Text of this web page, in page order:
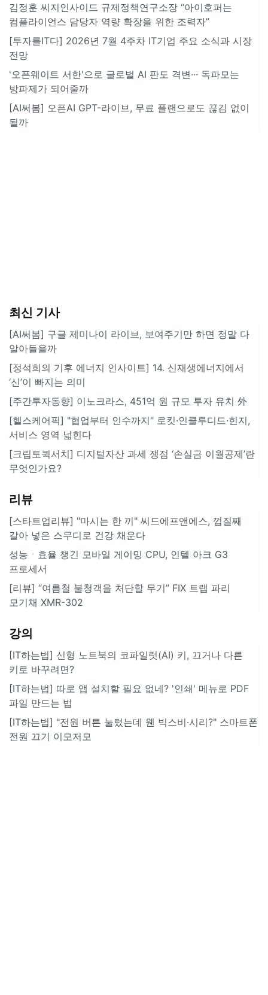
김정훈 씨지인사이드 규제정책연구소장 “아이호퍼는
컴플라이언스 담당자 역량 확장을 위한 조력자”
[투자를IT다] 2026년 7월 4주차 IT기업 주요 소식과 시장
전망
'오픈웨이트 서한'으로 글로벌 AI 판도 격변··· 독파모는
방파제가 되어줄까
[AI써봄] 오픈AI GPT-라이브, 무료 플랜으로도 끊김 없이
될까
최신 기사
[AI써봄] 구글 제미나이 라이브, 보여주기만 하면 정말 다
알아들을까
[정석희의 기후 에너지 인사이트] 14. 신재생에너지에서
‘신’이 빠지는 의미
[주간투자동향] 이노크라스, 451억 원 규모 투자 유치 外
[헬스케어픽] "협업부터 인수까지" 로킷·인클루디드·힌지,
서비스 영역 넓힌다
[크립토퀵서치] 디지털자산 과세 쟁점 ‘손실금 이월공제’란
무엇인가요?
리뷰
[스타트업리뷰] "마시는 한 끼" 씨드에프앤에스, 껍질째
갈아 넣은 스무디로 건강 채운다
성능ㆍ효율 챙긴 모바일 게이밍 CPU, 인텔 아크 G3
프로세서
[리뷰] “여름철 불청객을 처단할 무기” FIX 트랩 파리
모기채 XMR-302
강의
[IT하는법] 신형 노트북의 코파일럿(AI) 키, 끄거나 다른
키로 바꾸려면?
[IT하는법] 따로 앱 설치할 필요 없네? '인쇄' 메뉴로 PDF
파일 만드는 법
[IT하는법] "전원 버튼 눌렀는데 웬 빅스비·시리?" 스마트폰
전원 끄기 이모저모